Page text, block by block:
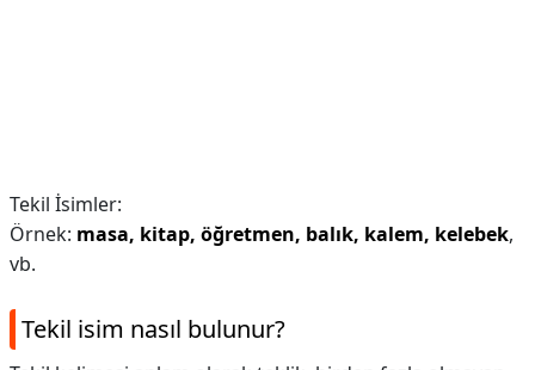
Tekil İsimler:
Örnek: masa, kitap, öğretmen, balık, kalem, kelebek,
vb.
Tekil isim nasıl bulunur?